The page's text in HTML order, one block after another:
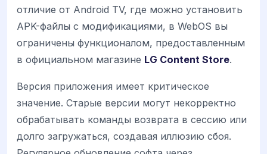
отличие от Android TV, где можно установить
APK-файлы с модификациями, в WebOS вы
ограничены функционалом, предоставленным
в официальном магазине LG Content Store.
Версия приложения имеет критическое
значение. Старые версии могут некорректно
обрабатывать команды возврата в сессию или
долго загружаться, создавая иллюзию сбоя.